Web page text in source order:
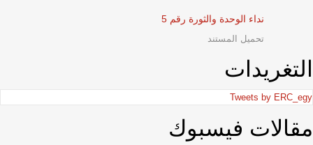
نداء الوحدة والثورة رقم 5
تحميل المستند
التغريدات
Tweets by ERC_egy
مقالات فيسبوك